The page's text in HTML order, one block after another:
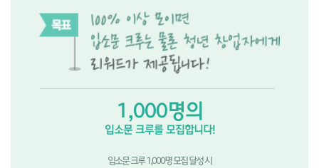
1,000명의
입소문 크루를 모집합니다!
입소문 크루 1,000명 모집 달성 시